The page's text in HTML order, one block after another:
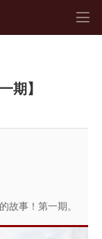
期】
事！第一期。